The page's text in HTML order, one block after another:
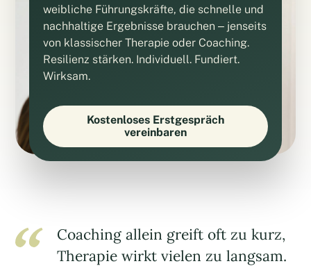
weibliche Führungskräfte, die schnelle und
nachhaltige Ergebnisse brauchen – jenseits
von klassischer Therapie oder Coaching.
Resilienz stärken. Individuell. Fundiert.
Wirksam.
Kostenloses Erstgespräch
vereinbaren
Coaching allein greift oft zu kurz,
Therapie wirkt vielen zu langsam.